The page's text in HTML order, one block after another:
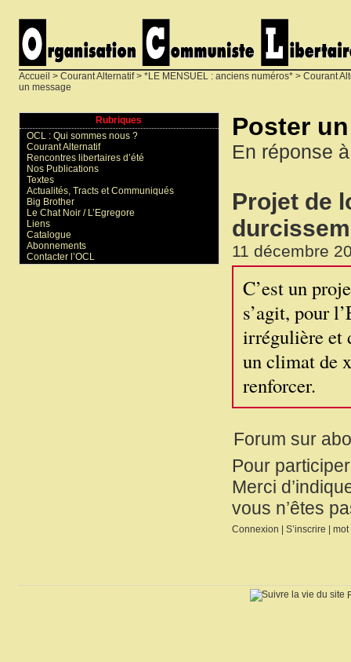
Accueil > Courant Alternatif> *LE MENSUEL : anciens numéros* > Courant
un message
Poster
En réponse
Projet de
11 décembre
C’est un
s’agit, pour
irrégulière et
un climat de
renforcer.
Forum sur
Pour
Merci
vous n’êtes
Connexion | S’inscrire | mot
Rubriques
OCL : Qui sommes nous ?
Courant Alternatif
Rencontres libertaires d’été
Nos Publications
Textes
Actualités, Tracts et Communiqués
Big Brother
Le Chat Noir / L’Egregore
Liens
Catalogue
Abonnements
Contacter l’OCL